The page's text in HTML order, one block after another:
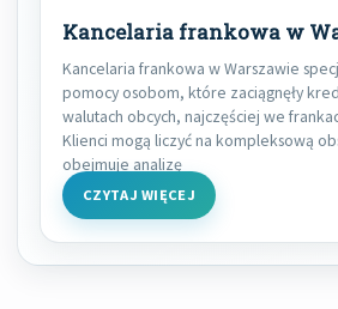
Kancelaria frankowa w
Kancelaria frankowa w Warszawie
pomocy osobom, które zaciągnęły
walutach obcych, najczęściej we
Klienci mogą liczyć na kompleksową
obejmuje analizę
CZYTAJ WIĘCEJ